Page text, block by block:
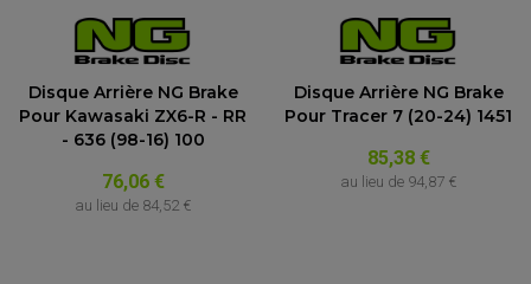
Disque Arrière NG Brake
Pour Kawasaki ZX6-R - RR
- 636 (98-16) 100
76,06 €
au lieu de 84,52 €
Disque Arrière NG Brake
Pour Tracer 7 (20-24) 1451
85,38 €
au lieu de 94,87 €